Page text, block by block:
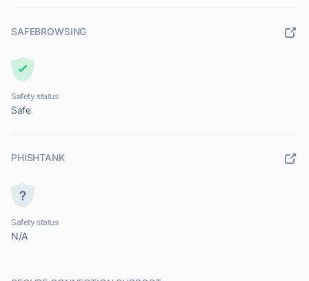
SAFEBROWSING
Safety status
Safe
PHISHTANK
Safety status
N/A